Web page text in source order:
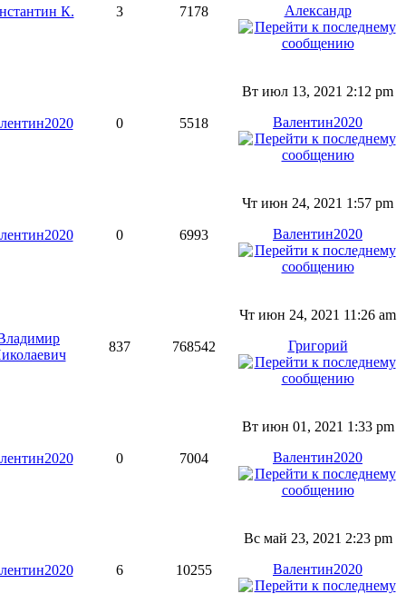
К. 3 7178
Александр
0 5518
Вт июл 13, 2021 2:12 pm
Валентин2020
0 6993
Чт июн 24, 2021 1:57 pm
Валентин2020
837 768542
Чт июн 24, 2021 11:26 am
Григорий
0 7004
Вт июн 01, 2021 1:33 pm
Валентин2020
6 10255
Вс май 23, 2021 2:23 pm
Валентин2020